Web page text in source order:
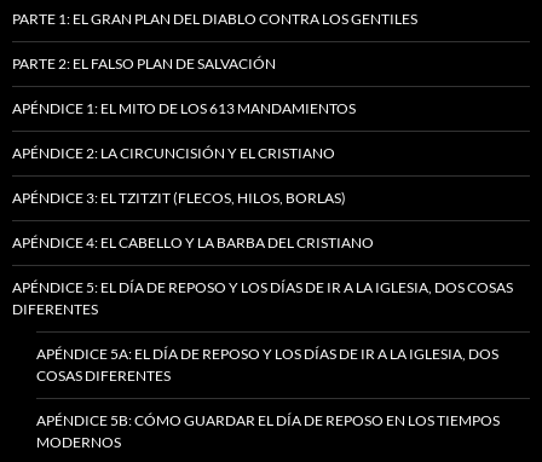
PARTE 1: EL GRAN PLAN DEL DIABLO CONTRA LOS GENTILES
PARTE 2: EL FALSO PLAN DE SALVACIÓN
APÉNDICE 1: EL MITO DE LOS 613 MANDAMIENTOS
APÉNDICE 2: LA CIRCUNCISIÓN Y EL CRISTIANO
APÉNDICE 3: EL TZITZIT (FLECOS, HILOS, BORLAS)
APÉNDICE 4: EL CABELLO Y LA BARBA DEL CRISTIANO
APÉNDICE 5: EL DÍA DE REPOSO Y LOS DÍAS DE IR A LA IGLESIA, DOS COSAS
DIFERENTES
APÉNDICE 5A: EL DÍA DE REPOSO Y LOS DÍAS DE IR A LA IGLESIA, DOS
COSAS DIFERENTES
APÉNDICE 5B: CÓMO GUARDAR EL DÍA DE REPOSO EN LOS TIEMPOS
MODERNOS